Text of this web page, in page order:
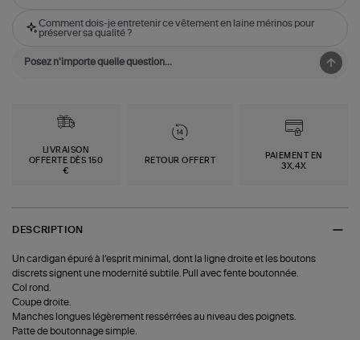
Comment dois-je entretenir ce vêtement en laine mérinos pour
préserver sa qualité ?
LIVRAISON
OFFERTE DÈS 150
€
RETOUR OFFERT
PAIEMENT EN
3X,4X
DESCRIPTION
Un cardigan épuré à l’esprit minimal, dont la ligne droite et les boutons
discrets signent une modernité subtile. Pull avec fente boutonnée.
Col rond.
Coupe droite.
Manches longues légèrement ressérrées au niveau des poignets.
Patte de boutonnage simple.